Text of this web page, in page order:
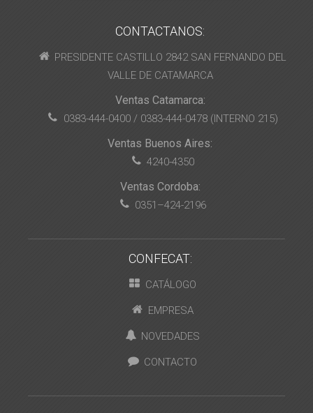
CONTACTANOS:
PRESIDENTE CASTILLO 2842 SAN FERNANDO DEL
VALLE DE CATAMARCA
Ventas Catamarca:
0383-444-0400 / 0383-444-0478 (INTERNO 215)
Ventas Buenos Aires:
4240-4350
Ventas Cordoba:
0351–424-2196
CONFECAT:
CATÁLOGO
EMPRESA
NOVEDADES
CONTACTO